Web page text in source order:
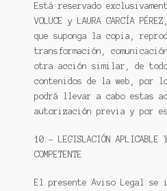
Está reservado exclusivamente
VOLUCE y LAURA GARCÍA
que suponga la copia,
transformación,
otra acción similar, de
contenidos de la web, por
podrá llevar a cabo estas
autorización previa y por
10.- LEGISLACIÓN APLICABLE
COMPETENTE
El presente Aviso Legal